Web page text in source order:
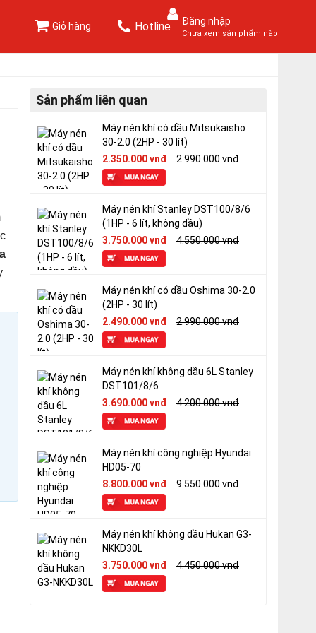
Giỏ hàng Hotline Đăng nhập
Chưa xem sản phẩm nào
Sản phẩm liên quan
Máy nén khí có dầu Mitsukaisho
30-2.0 (2HP - 30 lít)
2.350.000 vnđ
2.990.000 vnđ
Máy nén khí Stanley DST100/8/6
(1HP - 6 lít, không dầu)
3.750.000 vnđ
4.550.000 vnđ
Máy nén khí có dầu Oshima 30-2.0
(2HP - 30 lít)
2.490.000 vnđ
2.990.000 vnđ
Máy nén khí không dầu 6L Stanley
DST101/8/6
3.690.000 vnđ
4.200.000 vnđ
Máy nén khí công nghiệp Hyundai
HD05-70
8.800.000 vnđ
9.550.000 vnđ
Máy nén khí không dầu Hukan G3-
NKKD30L
3.750.000 vnđ
4.450.000 vnđ